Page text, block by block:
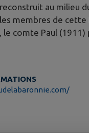
au milieu
membres de
comte Paul (1911)